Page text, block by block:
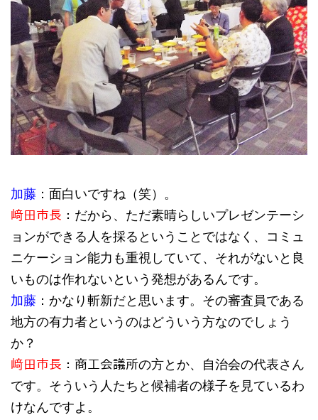
加藤 ：面白いですね（笑）。
﨑田市長 ：だから、ただ素晴らしいプレゼンテーシ
ョンができる人を採るということではなく、コミュ
ニケーション能力も重視していて、それがないと良
いものは作れないという発想があるんです。
加藤 ：かなり斬新だと思います。その審査員である
地方の有力者というのはどういう方なのでしょう
か？
﨑田市長 ：商工会議所の方とか、自治会の代表さん
です。そういう人たちと候補者の様子を見ているわ
けなんですよ。